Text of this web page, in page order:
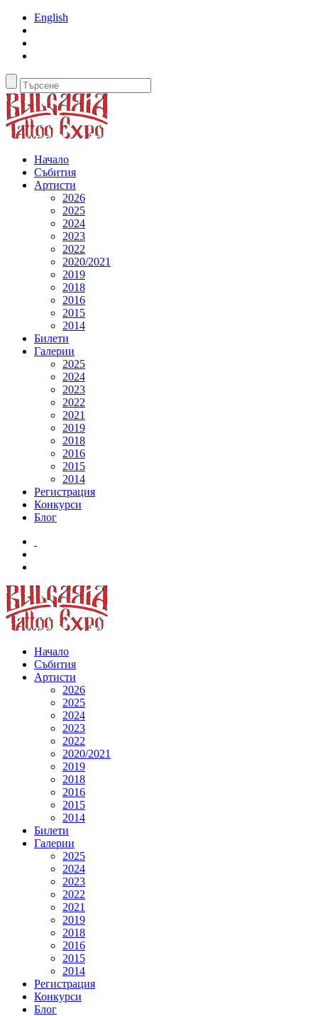
English
Начало
Събития
Артисти
2026
2025
2024
2023
2022
2020/2021
2019
2018
2016
2015
2014
Билети
Галерии
2025
2024
2023
2022
2021
2019
2018
2016
2015
2014
Регистрация
Конкурси
Блог
Начало
Събития
Артисти
2026
2025
2024
2023
2022
2020/2021
2019
2018
2016
2015
2014
Билети
Галерии
2025
2024
2023
2022
2021
2019
2018
2016
2015
2014
Регистрация
Конкурси
Блог